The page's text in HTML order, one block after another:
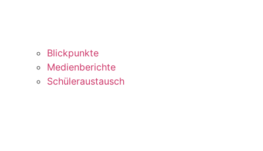
Blickpunkte
Medienberichte
Schüleraustausch